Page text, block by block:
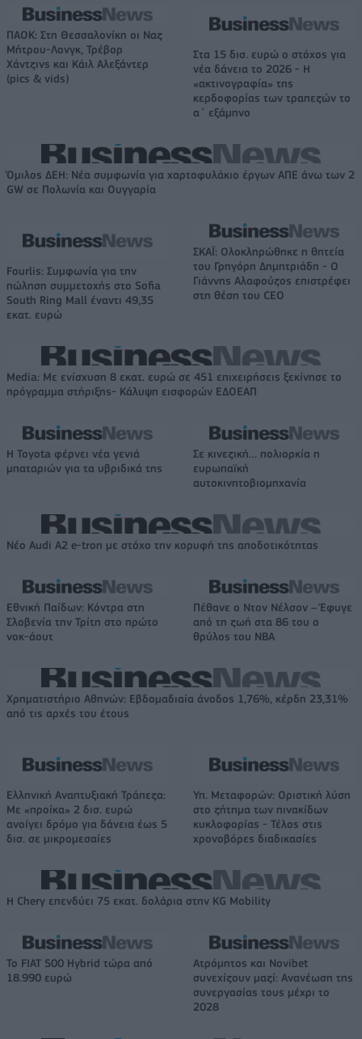
ΠΑΟΚ: Στη Θεσσαλονίκη οι Ναζ
Μήτρου-Λονγκ, Τρέβορ
Χάντζινς και Κάιλ Αλεξάντερ
(pics & vids)
Στα 15 δισ. ευρώ ο στόχος για
νέα δάνεια το 2026 - Η
«ακτινογραφία» της
κερδοφορίας των τραπεζών το
α΄ εξάμηνο
Όμιλος ΔΕΗ: Νέα συμφωνία για χαρτοφυλάκιο έργων ΑΠΕ άνω των 2
GW σε Πολωνία και Ουγγαρία
Fourlis: Συμφωνία για την
πώληση συμμετοχής στο Sofia
South Ring Mall έναντι 49,35
εκατ. ευρώ
ΣΚΑΪ: Ολοκληρώθηκε η θητεία
του Γρηγόρη Δημητριάδη - Ο
Γιάννης Αλαφούζος επιστρέφει
στη θέση του CEO
Media: Με ενίσχυση 8 εκατ. ευρώ σε 451 επιχειρήσεις ξεκίνησε το
πρόγραμμα στήριξης- Κάλυψη εισφορών ΕΔΟΕΑΠ
Η Toyota φέρνει νέα γενιά
μπαταριών για τα υβριδικά της
Σε κινεζική… πολιορκία η
ευρωπαϊκή
αυτοκινητοβιομηχανία
Νέο Audi A2 e-tron με στόχο την κορυφή της αποδοτικότητας
Εθνική Παίδων: Κόντρα στη
Σλοβενία την Τρίτη στο πρώτο
νοκ-άουτ
Πέθανε ο Ντον Νέλσον – Έφυγε
από τη ζωή στα 86 του ο
θρύλος του NBA
Χρηματιστήριο Αθηνών: Εβδομαδιαία άνοδος 1,76%, κέρδη 23,31%
από τις αρχές του έτους
Ελληνική Αναπτυξιακή Τράπεζα:
Με «προίκα» 2 δισ. ευρώ
ανοίγει δρόμο για δάνεια έως 5
δισ. σε μικρομεσαίες
Υπ. Μεταφορών: Οριστική λύση
στο ζήτημα των πινακίδων
κυκλοφορίας - Τέλος στις
χρονοβόρες διαδικασίες
Η Chery επενδύει 75 εκατ. δολάρια στην KG Mobility
Το FIAT 500 Hybrid τώρα από
18.990 ευρώ
Ατρόμητος και Novibet
συνεχίζουν μαζί: Ανανέωση της
συνεργασίας τους μέχρι το
2028